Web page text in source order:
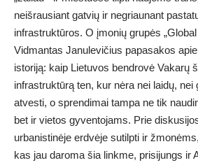
neišrausiant gatvių ir negriaunant
infrastruktūros. O įmonių grupės
Vidmantas Janulevičius papasakos
istoriją: kaip Lietuvos bendrovė Vakarų
infrastruktūrą ten, kur nėra nei laidų, nei
atvesti, o sprendimai tampa ne tik
bet ir vietos gyventojams. Prie
urbanistinėje erdvėje sutilpti ir
kas jau daroma šia linkme, prisijungs ir